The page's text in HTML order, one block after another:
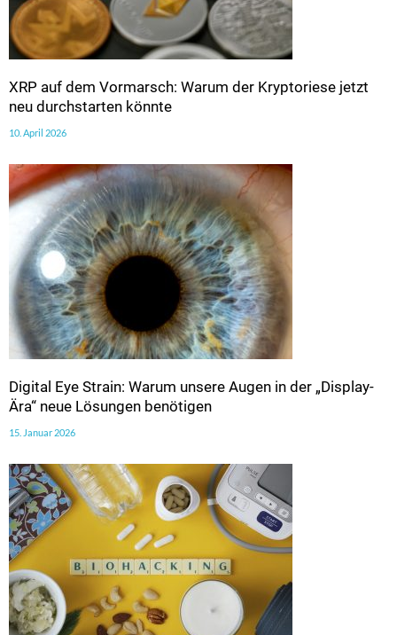
XRP auf dem Vormarsch: Warum der Kryptoriese jetzt
neu durchstarten könnte
10. April 2026
Digital Eye Strain: Warum unsere Augen in der „Display-
Ära“ neue Lösungen benötigen
15. Januar 2026